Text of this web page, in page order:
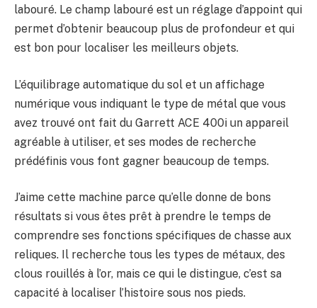
labouré. Le champ labouré est un réglage d’appoint qui
permet d’obtenir beaucoup plus de profondeur et qui
est bon pour localiser les meilleurs objets.
L’équilibrage automatique du sol et un affichage
numérique vous indiquant le type de métal que vous
avez trouvé ont fait du Garrett ACE 400i un appareil
agréable à utiliser, et ses modes de recherche
prédéfinis vous font gagner beaucoup de temps.
J’aime cette machine parce qu’elle donne de bons
résultats si vous êtes prêt à prendre le temps de
comprendre ses fonctions spécifiques de chasse aux
reliques. Il recherche tous les types de métaux, des
clous rouillés à l’or, mais ce qui le distingue, c’est sa
capacité à localiser l’histoire sous nos pieds.